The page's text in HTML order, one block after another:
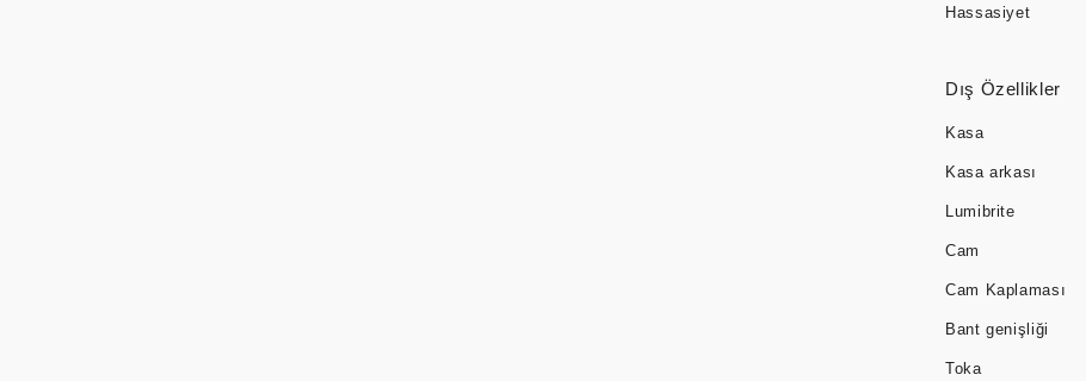
Hassasiyet
Dış Özellikler
Kasa
Kasa arkası
Lumibrite
Cam
Cam Kaplaması
Bant genişliği
Toka